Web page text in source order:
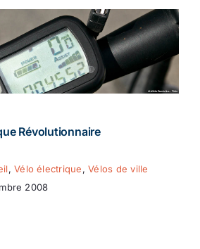
Révolutionnaire
,Vélo électrique,Vélos de ville
2008